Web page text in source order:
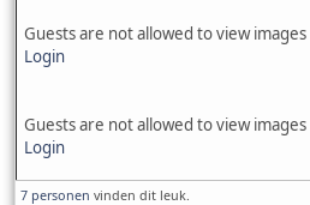
Guests are not allowed to view images
Login
Guests are not allowed to view images
Login
7 personen vinden dit leuk.